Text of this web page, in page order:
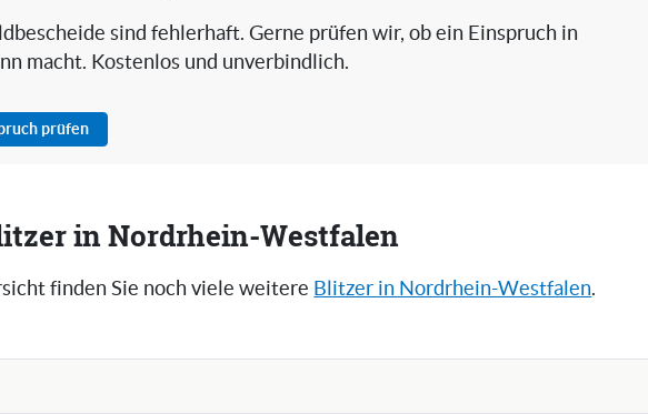
sind fehlerhaft. Gerne prüfen wir, ob ein Einspruch in
macht. Kostenlos und unverbindlich.
prüfen
in Nordrhein-Westfalen
finden Sie noch viele weitere Blitzer in Nordrhein-Westfalen.